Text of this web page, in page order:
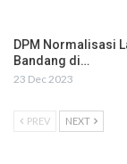
DPM Normalisasi
Bandang di…
23 Dec 2023
PREV NEXT